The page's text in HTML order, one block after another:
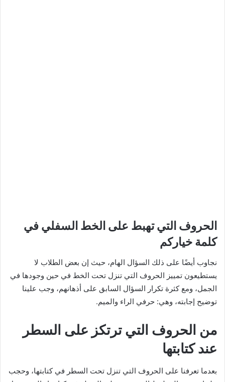
الحروف التي تهبط على الخط السفلي في
كلمة خياركم
نجاوب أيضًا على ذلك السؤال الهام، حيث إن بعض الطلاب لا
يستطيعون تمييز الحروف التي تنزل تحت الخط في حين وجودها في
الجمل، ومع كثرة تكرار السؤال السابق على أذهانهم، وجب علينا
توضيح إجابته، وهي: حرفي الراء والميم.
من الحروف التي ترتكز على السطر
عند كتابتها
بعدما تعرفنا على الحروف التي تنزل تحت السطر في كتابتها، وحجب